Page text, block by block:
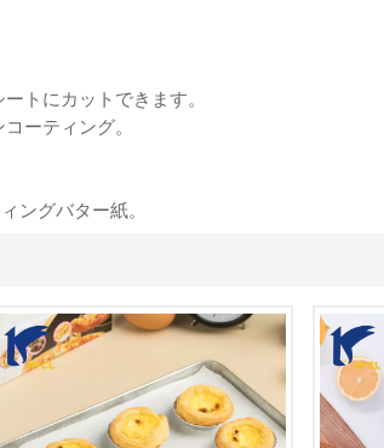
トにカットできます。
ーティング。
ングバター紙。